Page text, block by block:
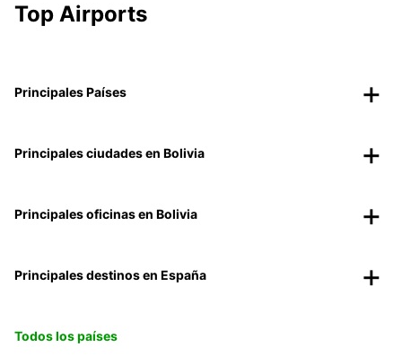
Top Airports
Principales Países
Principales ciudades en Bolivia
Principales oficinas en Bolivia
Principales destinos en España
Todos los países